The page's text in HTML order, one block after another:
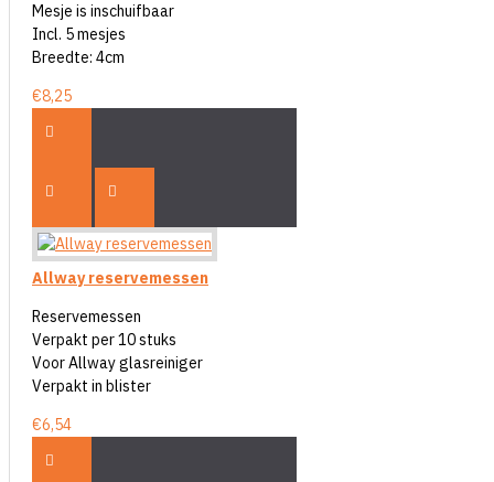
Mesje is inschuifbaar
Incl. 5 mesjes
Breedte: 4cm
€8,25
Allway reservemessen
Reservemessen
Verpakt per 10 stuks
Voor Allway glasreiniger
Verpakt in blister
€6,54